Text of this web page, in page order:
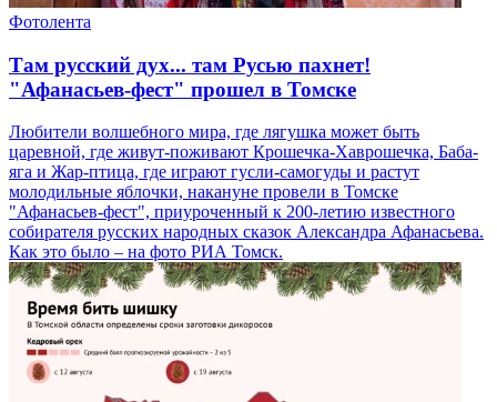
Фотолента
Там русский дух... там Русью пахнет!
"Афанасьев-фест" прошел в Томске
Любители волшебного мира, где лягушка может быть
царевной, где живут-поживают Крошечка-Хаврошечка, Баба-
яга и Жар-птица, где играют гусли-самогуды и растут
молодильные яблочки, накануне провели в Томске
"Афанасьев-фест", приуроченный к 200-летию известного
собирателя русских народных сказок Александра Афанасьева.
Как это было – на фото РИА Томск.